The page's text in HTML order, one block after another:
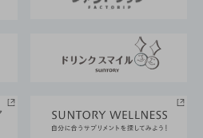
ステナビリティ経営